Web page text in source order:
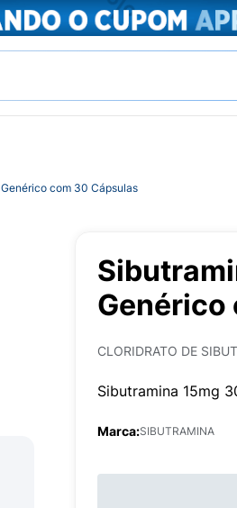
com 30 Cápsulas
Genérico
CLORIDRATO DE
Sibutramina 15mg
Marca:SIBUTRAMINA